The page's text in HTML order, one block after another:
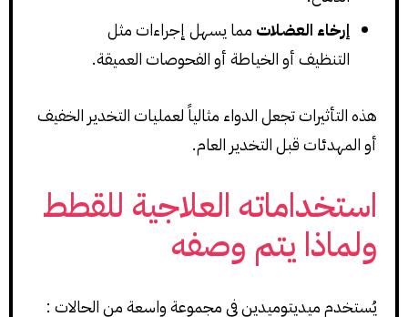
إرخاء العضلات مما يسهل إجراءات مثل
التنظيف أو الخياطة أو الفحوصات العميقة.
هذه التأثيرات تجعل الدواء مثالياً لعمليات التخدير الخفيف
أو المهدئات قبل التخدير العام.
استخداماته العلاجية للقطط
ولماذا يتم وصفه
يُستخدم ميديتوميدين في مجموعة واسعة من الحالات :